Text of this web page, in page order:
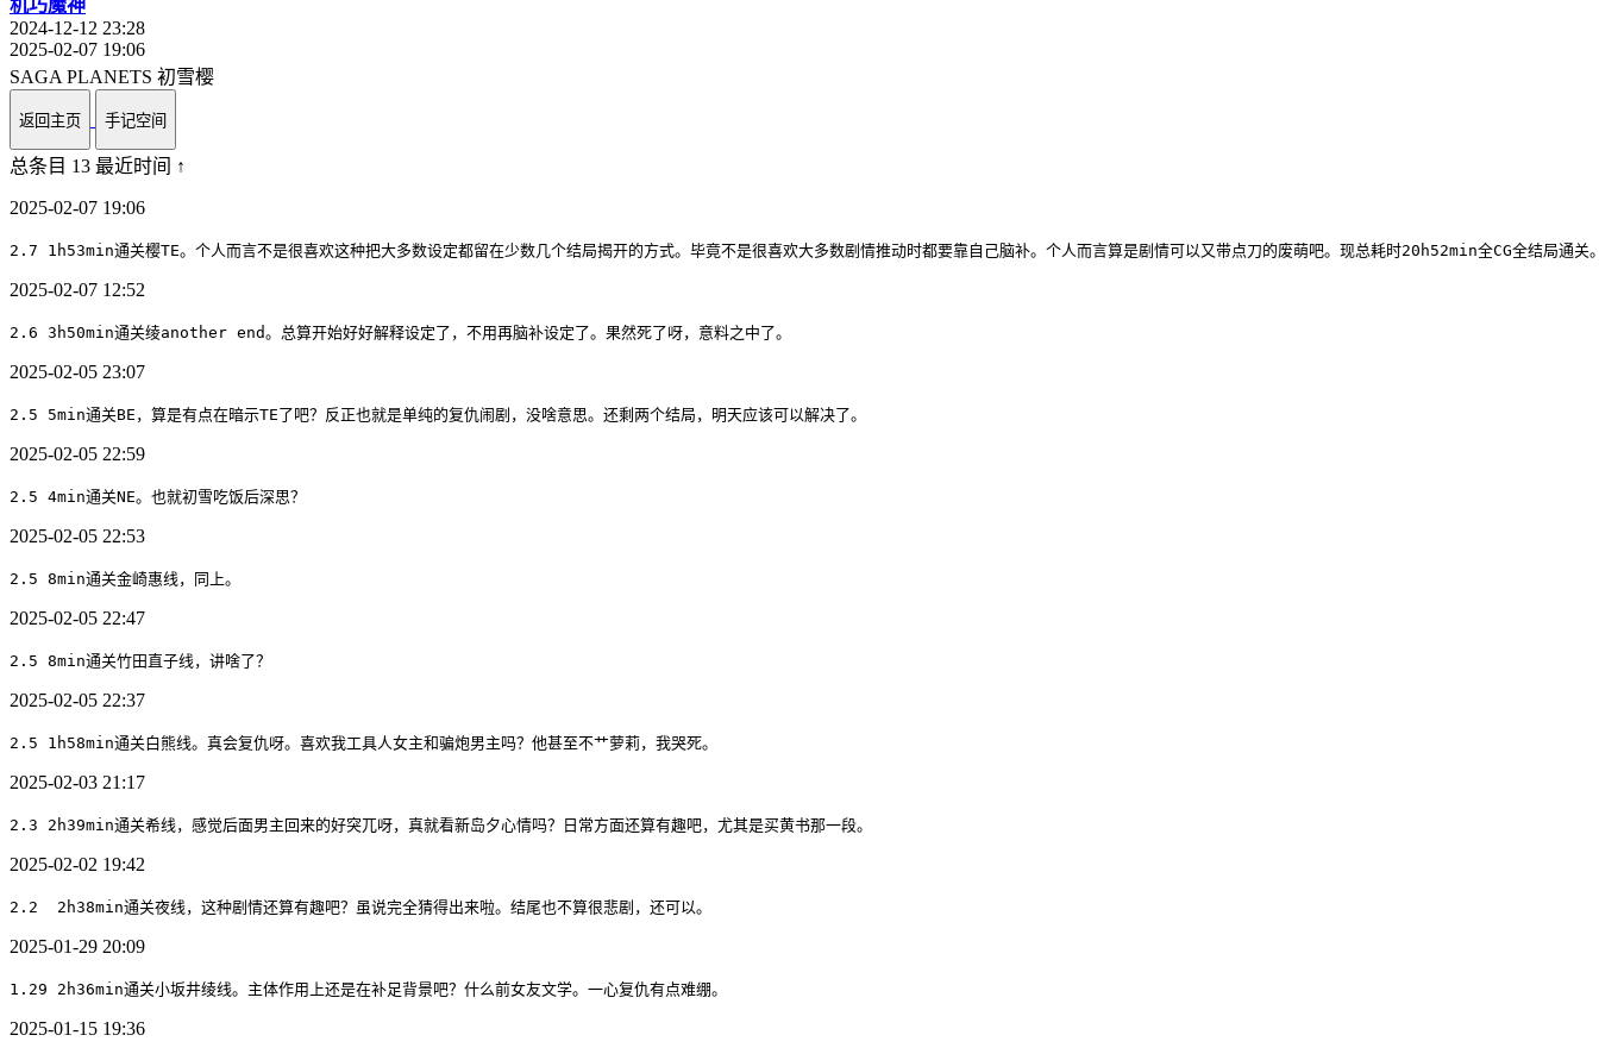
机巧魔神
2024-12-12 23:28
2025-02-07 19:06
SAGA PLANETS 初雪樱
返回主页 手记空间
总条目 13 最近时间 ↑
2025-02-07 19:06
2.7 1h53min通关樱TE。个人而言不是很喜欢这种把大多数设定都留在少数几个结局揭开的方式。毕竟不是很喜欢大多数剧情推动时都要靠自己脑补。个人而言算是剧情可以又带点刀的废萌吧。现总耗时20h52min全CG全结局通关
2025-02-07 12:52
2.6 3h50min通关绫another end。总算开始好好解释设定了，不用再脑补设定了。果然死了呀，意料之中了。
2025-02-05 23:07
2.5 5min通关BE，算是有点在暗示TE了吧？反正也就是单纯的复仇闹剧，没啥意思。还剩两个结局，明天应该可以解决了。
2025-02-05 22:59
2.5 4min通关NE。也就初雪吃饭后深思？
2025-02-05 22:53
2.5 8min通关金崎惠线，同上。
2025-02-05 22:47
2.5 8min通关竹田直子线，讲啥了？
2025-02-05 22:37
2.5 1h58min通关白熊线。真会复仇呀。喜欢我工具人女主和骗炮男主吗？他甚至不艹萝莉，我哭死。
2025-02-03 21:17
2.3 2h39min通关希线，感觉后面男主回来的好突兀呀，真就看新岛夕心情吗？日常方面还算有趣吧，尤其是买黄书那一段。
2025-02-02 19:42
2.2  2h38min通关夜线，这种剧情还算有趣吧？虽说完全猜得出来啦。结尾也不算很悲剧，还可以。
2025-01-29 20:09
1.29 2h36min通关小坂井绫线。主体作用上还是在补足背景吧？什么前女友文学。一心复仇有点难绷。
2025-01-15 19:36